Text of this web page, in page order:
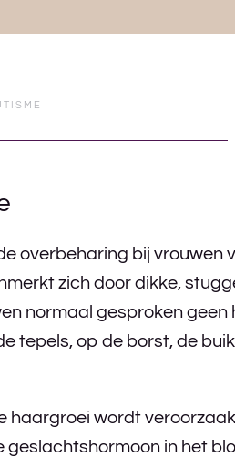
overbeharing bij
zich door dikke,
normaal gesproken geen
tepels, op de borst, de
haargroei wordt
geslachtshormoon in het